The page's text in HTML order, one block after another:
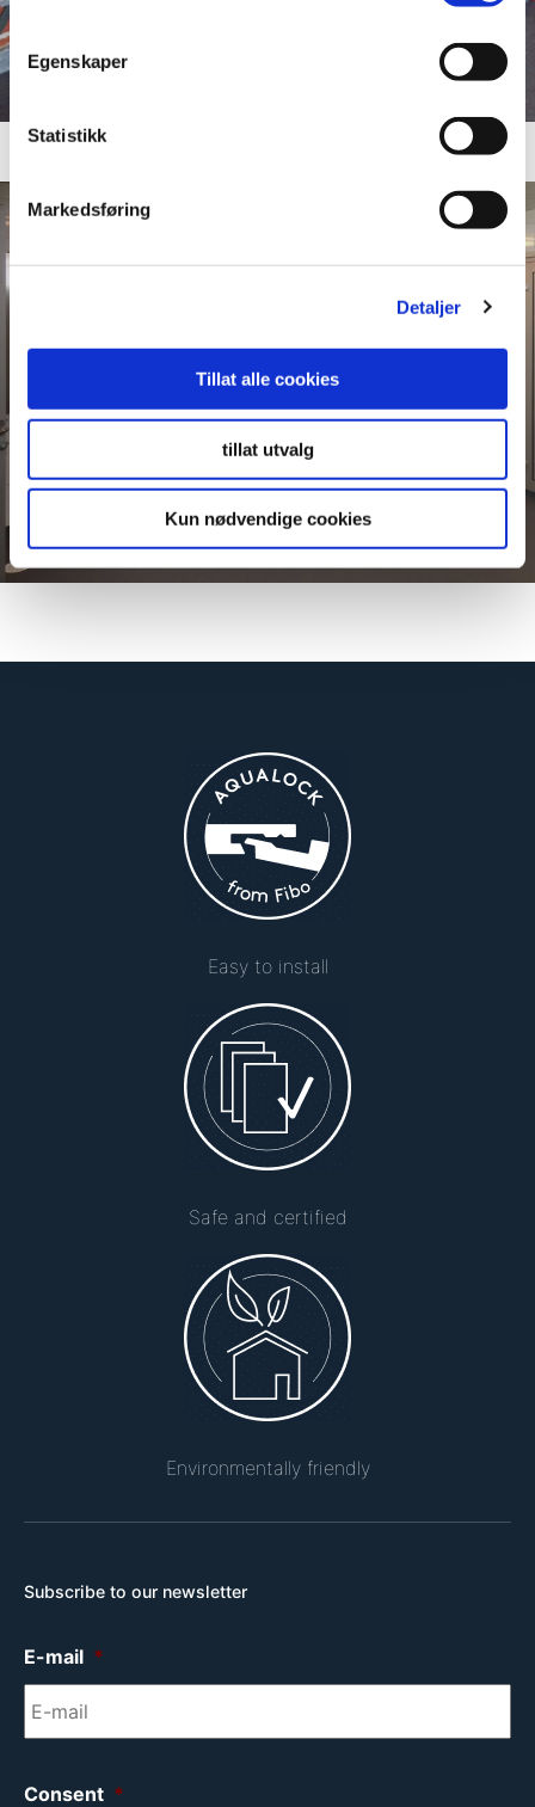
Egenskaper
Statistikk
Markedsføring
Detaljer
Tillat alle cookies
tillat utvalg
Kun nødvendige cookies
Easy to install
Safe and certified
Environmentally friendly
Subscribe to our newsletter
E-mail *
Consent *